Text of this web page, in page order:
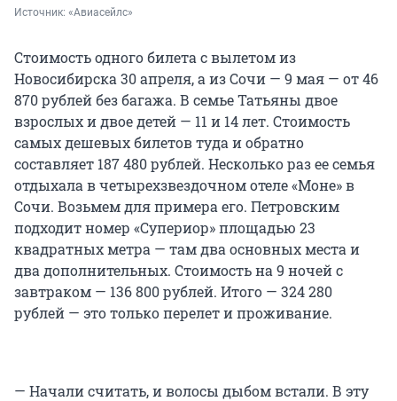
Источник: «Авиасейлс»
Стоимость одного билета с вылетом из
Новосибирска 30 апреля, а из Сочи — 9 мая — от 46
870 рублей без багажа. В семье Татьяны двое
взрослых и двое детей — 11 и 14 лет. Стоимость
самых дешевых билетов туда и обратно
составляет 187 480 рублей. Несколько раз ее семья
отдыхала в четырехзвездочном отеле «Моне» в
Сочи. Возьмем для примера его. Петровским
подходит номер «Супериор» площадью 23
квадратных метра — там два основных места и
два дополнительных. Стоимость на 9 ночей с
завтраком — 136 800 рублей. Итого — 324 280
рублей — это только перелет и проживание.
— Начали считать, и волосы дыбом встали. В эту